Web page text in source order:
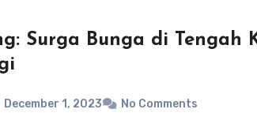
Surga Bunga di Tengah
December 1, 2023 No Comments